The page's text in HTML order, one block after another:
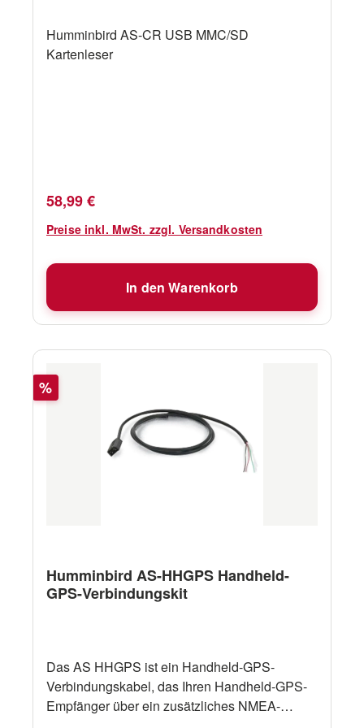
Humminbird AS-CR USB MMC/SD
Kartenleser
Regulärer Preis:
58,99 €
Preise inkl. MwSt. zzgl. Versandkosten
In den Warenkorb
Rabatt
%
Humminbird AS-HHGPS Handheld-
GPS-Verbindungskit
Das AS HHGPS ist ein Handheld-GPS-
Verbindungskabel, das Ihren Handheld-GPS-
Empfänger über ein zusätzliches NMEA-